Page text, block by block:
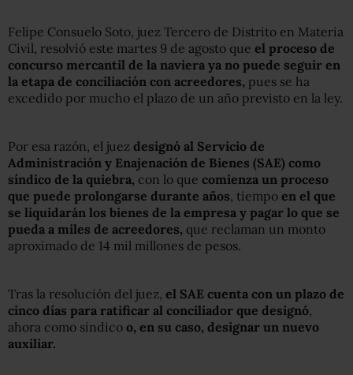
Felipe Consuelo Soto, juez Tercero de Distrito en Materia
Civil, resolvió este martes 9 de agosto que el proceso de
concurso mercantil de la naviera ya no puede seguir en
la etapa de conciliación con acreedores, pues se ha
excedido por mucho el plazo de un año previsto en la ley.
Por esa razón, el juez designó al Servicio de
Administración y Enajenación de Bienes (SAE) como
síndico de la quiebra, con lo que comienza un proceso
que puede prolongarse durante años, tiempo en el que
se liquidarán los bienes de la empresa y pagar lo que se
pueda a miles de acreedores, que reclaman un monto
aproximado de 14 mil millones de pesos.
Tras la resolución del juez, el SAE cuenta con un plazo de
cinco días para ratificar al conciliador que designó,
ahora como síndico o, en su caso, designar un nuevo
auxiliar.